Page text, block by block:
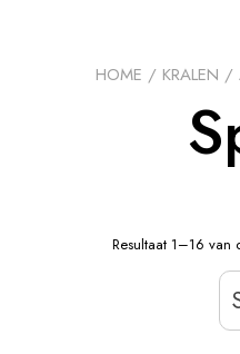
HOME / KRALEN /
Resultaat 1–16 van